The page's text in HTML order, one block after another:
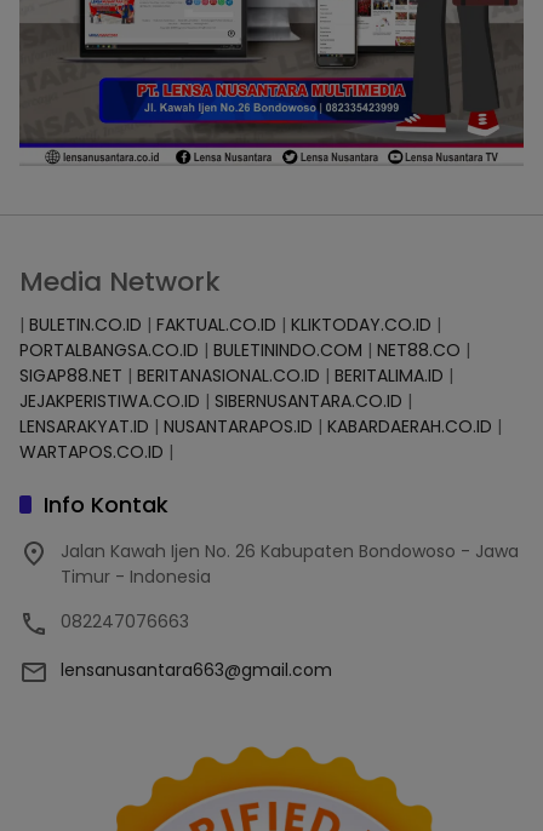
Media Network
| BULETIN.CO.ID | FAKTUAL.CO.ID | KLIKTODAY.CO.ID |
PORTALBANGSA.CO.ID | BULETININDO.COM | NET88.CO |
SIGAP88.NET | BERITANASIONAL.CO.ID | BERITALIMA.ID |
JEJAKPERISTIWA.CO.ID | SIBERNUSANTARA.CO.ID |
LENSARAKYAT.ID | NUSANTARAPOS.ID | KABARDAERAH.CO.ID |
WARTAPOS.CO.ID |
Info Kontak
Jalan Kawah Ijen No. 26 Kabupaten Bondowoso - Jawa
Timur - Indonesia
082247076663
lensanusantara663@gmail.com